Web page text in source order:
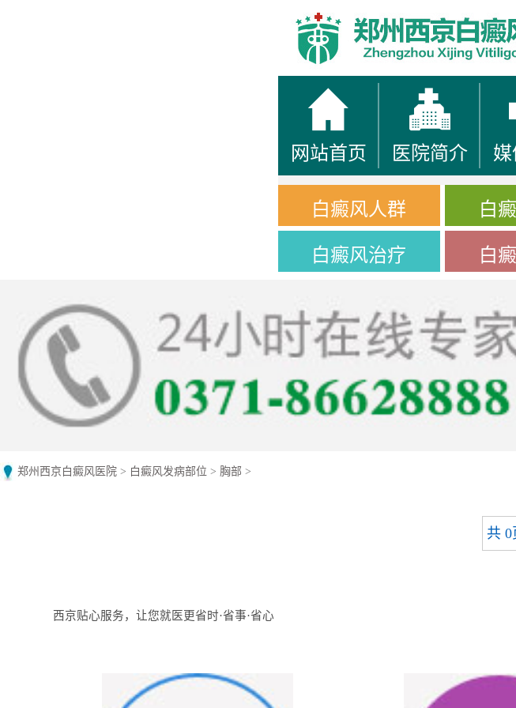
网站首页 医院简介
白癜风人群 白
白癜风治疗 白
郑州西京白癜风医院 > 白癜风发病部位 > 胸部 >
共 0
西京贴心服务，让您就医更省时·省事·省心